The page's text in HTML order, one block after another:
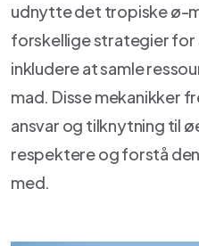
udnytte det tropiske ø-
forskellige strategier for
inkludere at samle
mad. Disse mekanikker
ansvar og tilknytning til
respektere og forstå
med.